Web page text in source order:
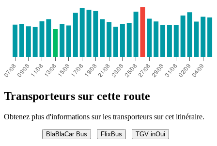
Transporteurs sur cette route
Obtenez plus d'informations sur les transporteurs sur cet itinéraire.
BlaBlaCar Bus FlixBus TGV inOui